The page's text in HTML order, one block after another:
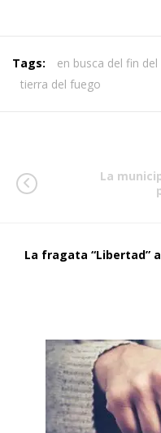
Tags: en busca del fin
tierra del fuego
La
La fragata “Libertad”